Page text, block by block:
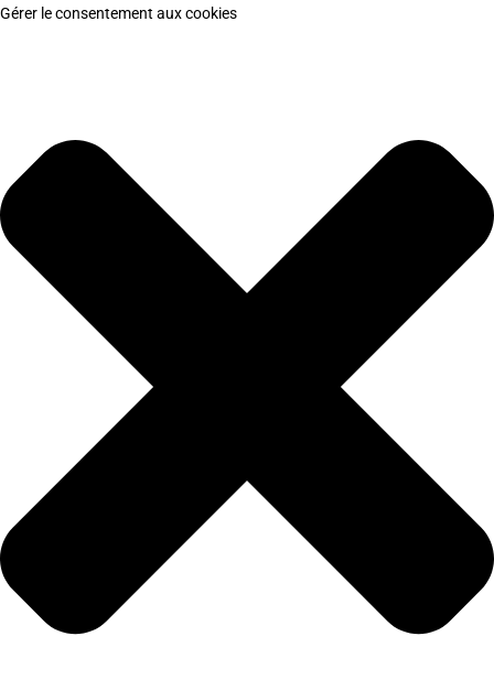
Gérer le consentement aux cookies